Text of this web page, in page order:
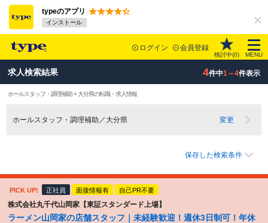
typeのアプリ
インストール
ログイン 会員登録
検討中(0) MENU
求人検索結果 4件中1～4件表示
ホールスタッフ・調理補助 × 大分県の転職・求人情報
ホールスタッフ・調理補助／大分県 変更
保存した検索条件
PICK UP! 正社員 面接情報有 自己PR不要
株式会社丸千代山岡家【東証スタンダード上場】
ラーメン山岡家の店舗スタッフ｜未経験歓迎！週休3日制可！年休